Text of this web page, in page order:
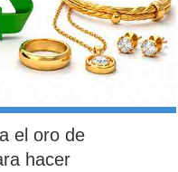
el oro de
hacer